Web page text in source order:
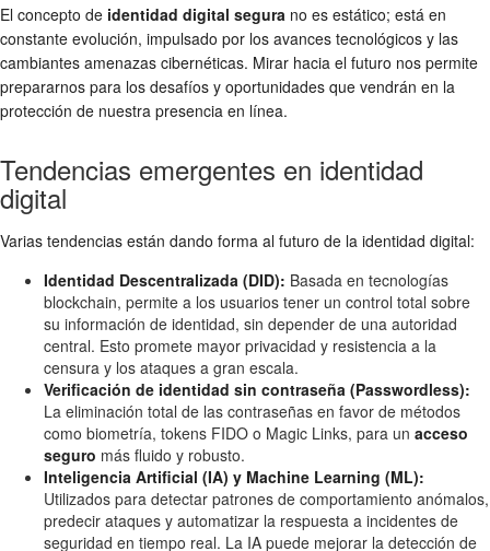
El concepto de identidad digital segura no es estático; está en
constante evolución, impulsado por los avances tecnológicos y las
cambiantes amenazas cibernéticas. Mirar hacia el futuro nos permite
prepararnos para los desafíos y oportunidades que vendrán en la
protección de nuestra presencia en línea.
Tendencias emergentes en identidad
digital
Varias tendencias están dando forma al futuro de la identidad digital:
Identidad Descentralizada (DID): Basada en tecnologías
blockchain, permite a los usuarios tener un control total sobre
su información de identidad, sin depender de una autoridad
central. Esto promete mayor privacidad y resistencia a la
censura y los ataques a gran escala.
Verificación de identidad sin contraseña (Passwordless):
La eliminación total de las contraseñas en favor de métodos
como biometría, tokens FIDO o Magic Links, para un acceso
seguro más fluido y robusto.
Inteligencia Artificial (IA) y Machine Learning (ML):
Utilizados para detectar patrones de comportamiento anómalos,
predecir ataques y automatizar la respuesta a incidentes de
seguridad en tiempo real. La IA puede mejorar la detección de